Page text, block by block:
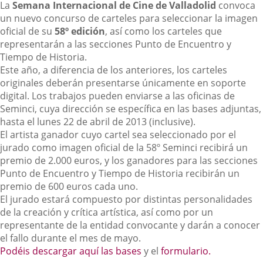
Descripción
La Semana Internacional de Cine de Valladolid convoca
un nuevo concurso de carteles para seleccionar la imagen
oficial de su 58º edición, así como los carteles que
representarán a las secciones Punto de Encuentro y
Tiempo de Historia.
Este año, a diferencia de los anteriores, los carteles
originales deberán presentarse únicamente en soporte
digital. Los trabajos pueden enviarse a las oficinas de
Seminci, cuya dirección se específica en las bases adjuntas,
hasta el lunes 22 de abril de 2013 (inclusive).
El artista ganador cuyo cartel sea seleccionado por el
jurado como imagen oficial de la 58º Seminci recibirá un
premio de 2.000 euros, y los ganadores para las secciones
Punto de Encuentro y Tiempo de Historia recibirán un
premio de 600 euros cada uno.
El jurado estará compuesto por distintas personalidades
de la creación y crítica artística, así como por un
representante de la entidad convocante y darán a conocer
el fallo durante el mes de mayo.
Podéis descargar aquí las bases y el formulario.